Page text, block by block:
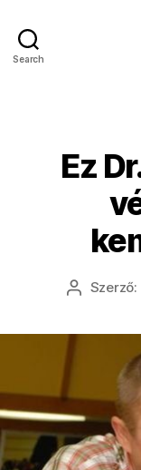
Search
Ez
Bejegyzés
Szerző: